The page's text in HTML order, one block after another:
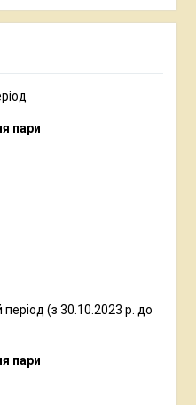
пари
(з 30.10.2023 р. до
пари